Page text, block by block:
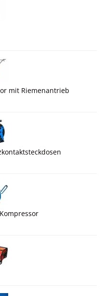
mit Riemenantrieb